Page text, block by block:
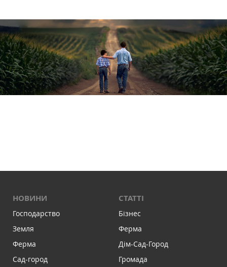
НОВИНИ
Господарство
Земля
Ферма
Сад-город
СТАТТІ
Бізнес
Ферма
Дім-Сад-Город
Громада